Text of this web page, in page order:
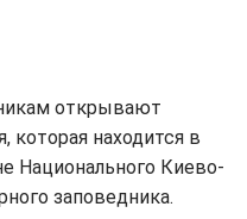
открывают
которая находится в
Национального Киево-
заповедника.